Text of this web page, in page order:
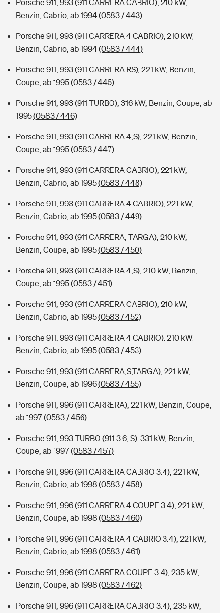
Porsche 911, 993 (911 CARRERA CABRIO), 210 kW,
Benzin, Cabrio, ab 1994(0583 / 443)
Porsche 911, 993 (911 CARRERA 4 CABRIO), 210 kW,
Benzin, Cabrio, ab 1994(0583 / 444)
Porsche 911, 993 (911 CARRERA RS), 221 kW, Benzin,
Coupe, ab 1995(0583 / 445)
Porsche 911, 993 (911 TURBO), 316 kW, Benzin, Coupe, ab
1995(0583 / 446)
Porsche 911, 993 (911 CARRERA 4,S), 221 kW, Benzin,
Coupe, ab 1995(0583 / 447)
Porsche 911, 993 (911 CARRERA CABRIO), 221 kW,
Benzin, Cabrio, ab 1995(0583 / 448)
Porsche 911, 993 (911 CARRERA 4 CABRIO), 221 kW,
Benzin, Cabrio, ab 1995(0583 / 449)
Porsche 911, 993 (911 CARRERA, TARGA), 210 kW,
Benzin, Coupe, ab 1995(0583 / 450)
Porsche 911, 993 (911 CARRERA 4,S), 210 kW, Benzin,
Coupe, ab 1995(0583 / 451)
Porsche 911, 993 (911 CARRERA CABRIO), 210 kW,
Benzin, Cabrio, ab 1995(0583 / 452)
Porsche 911, 993 (911 CARRERA 4 CABRIO), 210 kW,
Benzin, Cabrio, ab 1995(0583 / 453)
Porsche 911, 993 (911 CARRERA,S,TARGA), 221 kW,
Benzin, Coupe, ab 1996(0583 / 455)
Porsche 911, 996 (911 CARRERA), 221 kW, Benzin, Coupe,
ab 1997(0583 / 456)
Porsche 911, 993 TURBO (911 3.6, S), 331 kW, Benzin,
Coupe, ab 1997(0583 / 457)
Porsche 911, 996 (911 CARRERA CABRIO 3.4), 221 kW,
Benzin, Cabrio, ab 1998 (0583 / 458)
Porsche 911, 996 (911 CARRERA 4 COUPE 3.4), 221 kW,
Benzin, Coupe, ab 1998 (0583 / 460)
Porsche 911, 996 (911 CARRERA 4 CABRIO 3.4), 221 kW,
Benzin, Cabrio, ab 1998 (0583 / 461)
Porsche 911, 996 (911 CARRERA COUPE 3.4), 235 kW,
Benzin, Coupe, ab 1998 (0583 / 462)
Porsche 911, 996 (911 CARRERA CABRIO 3.4), 235 kW,